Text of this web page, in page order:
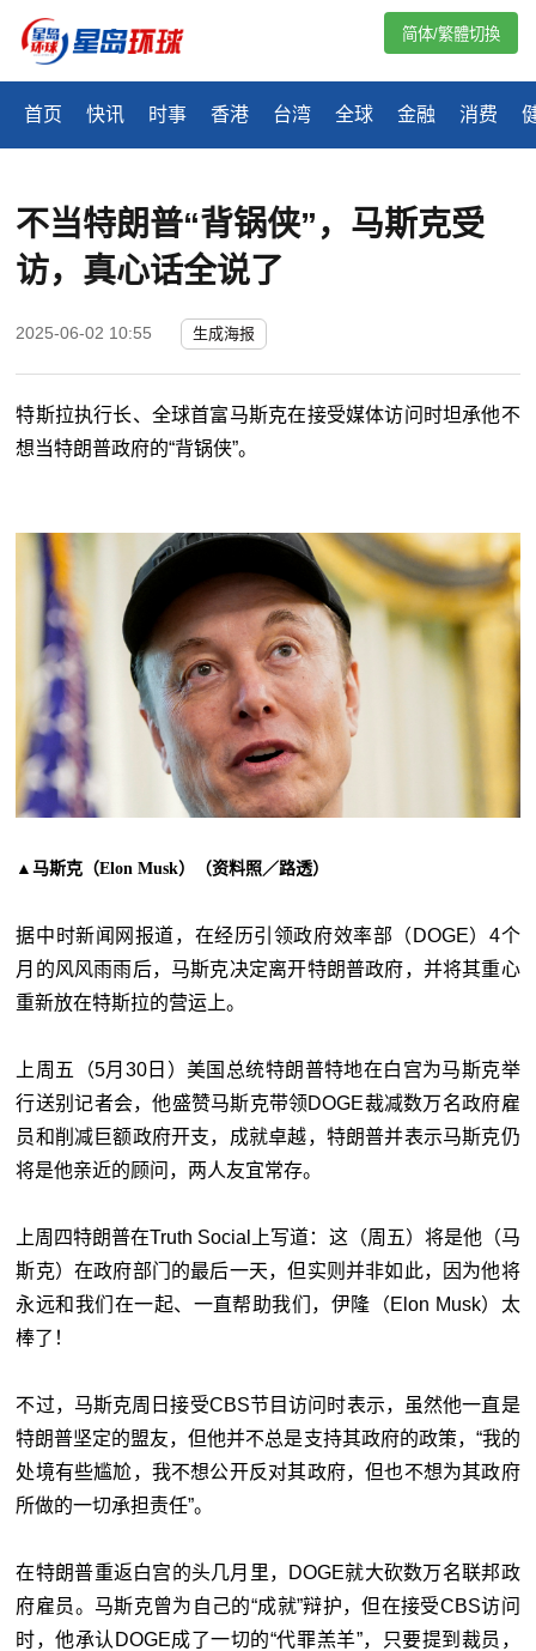
首页 快讯 时事 香港 台湾 全球 金融 消费
简体/繁體切換
不当特朗普“背锅侠”，马斯克受
访，真心话全说了
2025-06-02 10:55 生成海报
特斯拉执行长、全球首富马斯克在接受媒体访问时坦承他不
想当特朗普政府的“背锅侠”。
▲马斯克（Elon Musk）（资料照／路透）
据中时新闻网报道，在经历引领政府效率部（DOGE）4个
月的风风雨雨后，马斯克决定离开特朗普政府，并将其重心
重新放在特斯拉的营运上。
上周五（5月30日）美国总统特朗普特地在白宫为马斯克举
行送别记者会，他盛赞马斯克带领DOGE裁减数万名政府雇
员和削减巨额政府开支，成就卓越，特朗普并表示马斯克仍
将是他亲近的顾问，两人友宜常存。
上周四特朗普在Truth Social上写道：这（周五）将是他（马
斯克）在政府部门的最后一天，但实则并非如此，因为他将
永远和我们在一起、一直帮助我们，伊隆（Elon Musk）太
棒了！
不过，马斯克周日接受CBS节目访问时表示，虽然他一直是
特朗普坚定的盟友，但他并不总是支持其政府的政策，“我的
处境有些尴尬，我不想公开反对其政府，但也不想为其政府
所做的一切承担责任”。
在特朗普重返白宫的头几月里，DOGE就大砍数万名联邦政
府雇员。马斯克曾为自己的“成就”辩护，但在接受CBS访问
时，他承认DOGE成了一切的“代罪羔羊”，只要提到裁员，